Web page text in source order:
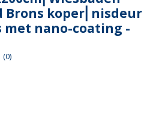
Brons koper⎢nisdeur
met nano-coating -
(0)